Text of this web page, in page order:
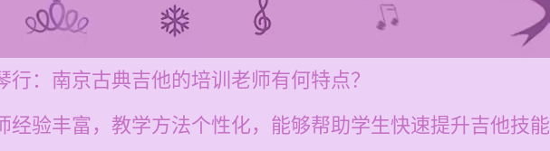
行：南京古典吉他的培训老师有何特点？
经验丰富，教学方法个性化，能够帮助学生快速提升吉他技